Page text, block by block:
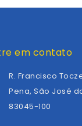
em contato
R. Francisco
Pena, São José
83045-100